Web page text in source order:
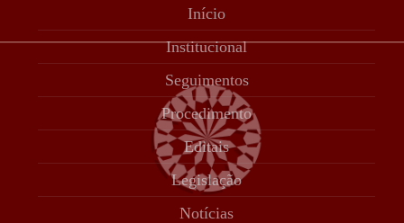
Início
Institucional
Seguimentos
Procedimento
Editais
Legislação
Notícias